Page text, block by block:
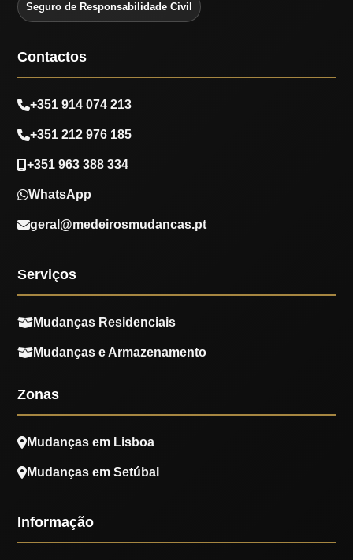
Seguro de Responsabilidade Civil
Contactos
+351 914 074 213
+351 212 976 185
+351 963 388 334
WhatsApp
geral@medeirosmudancas.pt
Serviços
Mudanças Residenciais
Mudanças e Armazenamento
Zonas
Mudanças em Lisboa
Mudanças em Setúbal
Informação